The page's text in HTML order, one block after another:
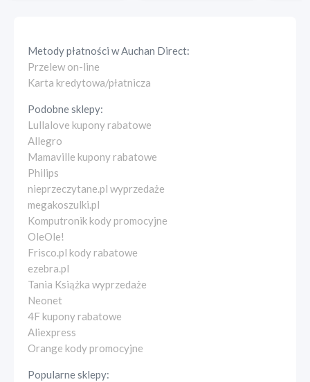
Metody płatności wAuchan Direct:
Przelew on-line
Karta kredytowa/płatnicza
Podobne sklepy:
Lullalove kupony rabatowe
Allegro
Mamaville kupony rabatowe
Philips
nieprzeczytane.pl wyprzedaże
megakoszulki.pl
Komputronik kody promocyjne
OleOle!
Frisco.pl kody rabatowe
ezebra.pl
Tania Książka wyprzedaże
Neonet
4F kupony rabatowe
Aliexpress
Orange kody promocyjne
Popularne sklepy: